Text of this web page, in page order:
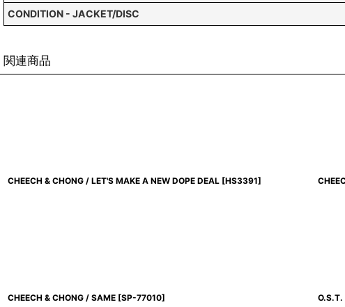
CONDITION - JACKET/DISC
関連商品
CHEECH & CHONG / LET'S MAKE A NEW DOPE DEAL [HS3391]
CHEECH & CHONG / SAME [SP-77010]
O.S.T.